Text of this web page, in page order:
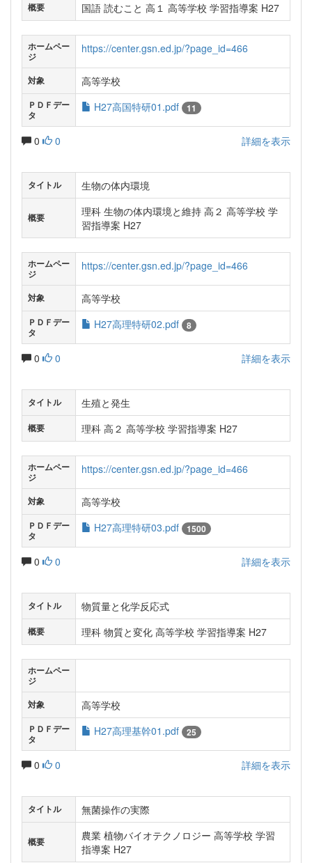
概要 国語 読むこと 高１ 高等学校 学習指導案 H27
ホームペー
ジ
https://center.gsn.ed.jp/?page_id=466
対象 高等学校
ＰＤＦデー
タ
H27高国特研01.pdf 11
0 0 詳細を表示
タイトル 生物の体内環境
概要
理科 生物の体内環境と維持 高２ 高等学校 学
習指導案 H27
ホームペー
ジ
https://center.gsn.ed.jp/?page_id=466
対象 高等学校
ＰＤＦデー
タ
H27高理特研02.pdf 8
0 0 詳細を表示
タイトル 生殖と発生
概要 理科 高２ 高等学校 学習指導案 H27
ホームペー
ジ
https://center.gsn.ed.jp/?page_id=466
対象 高等学校
ＰＤＦデー
タ
H27高理特研03.pdf 1500
0 0 詳細を表示
タイトル 物質量と化学反応式
概要 理科 物質と変化 高等学校 学習指導案 H27
ホームペー
ジ
対象
高等学校
ＰＤＦデー
タ
H27高理基幹01.pdf 25
0 0 詳細を表示
タイトル 無菌操作の実際
概要
農業 植物バイオテクノロジー 高等学校 学習
指導案 H27